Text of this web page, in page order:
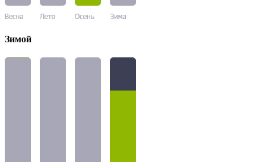
Зимой